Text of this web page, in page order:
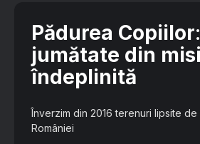
Pădurea Copiilor:
jumătate din
îndeplinită
Înverzim din 2016 terenuri lipsite
României